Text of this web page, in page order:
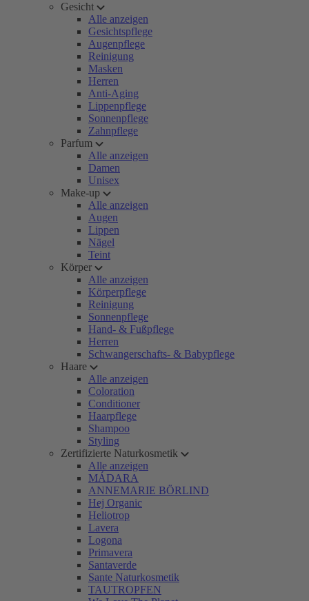
Gesicht
Alle anzeigen
Gesichtspflege
Augenpflege
Reinigung
Masken
Herren
Anti-Aging
Lippenpflege
Sonnenpflege
Zahnpflege
Parfum
Alle anzeigen
Damen
Unisex
Make-up
Alle anzeigen
Augen
Lippen
Nägel
Teint
Körper
Alle anzeigen
Körperpflege
Reinigung
Sonnenpflege
Hand- & Fußpflege
Herren
Schwangerschafts- & Babypflege
Haare
Alle anzeigen
Coloration
Conditioner
Haarpflege
Shampoo
Styling
Zertifizierte Naturkosmetik
Alle anzeigen
MÁDARA
ANNEMARIE BÖRLIND
Hej Organic
Heliotrop
Lavera
Logona
Primavera
Santaverde
Sante Naturkosmetik
TAUTROPFEN